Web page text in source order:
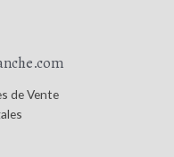
de Vente